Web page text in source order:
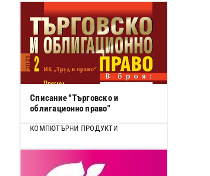
Списание "Търговско и
облигационно право"
КОМПЮТЪРНИ ПРОДУКТИ